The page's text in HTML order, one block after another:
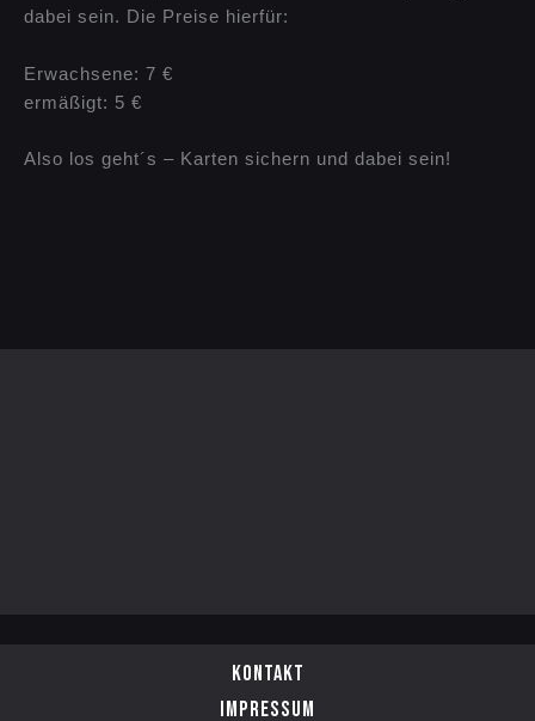
dabei sein. Die Preise hierfür:
Erwachsene: 7 €
ermäßigt: 5 €
Also los geht´s – Karten sichern und dabei sein!
Kontakt
Impressum